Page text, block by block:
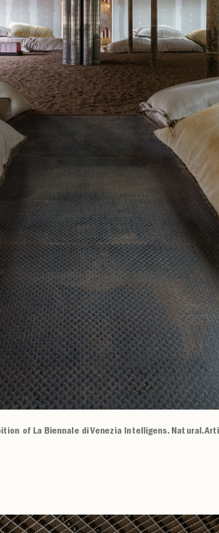
of La Biennale di Venezia Intelligens. Natural.